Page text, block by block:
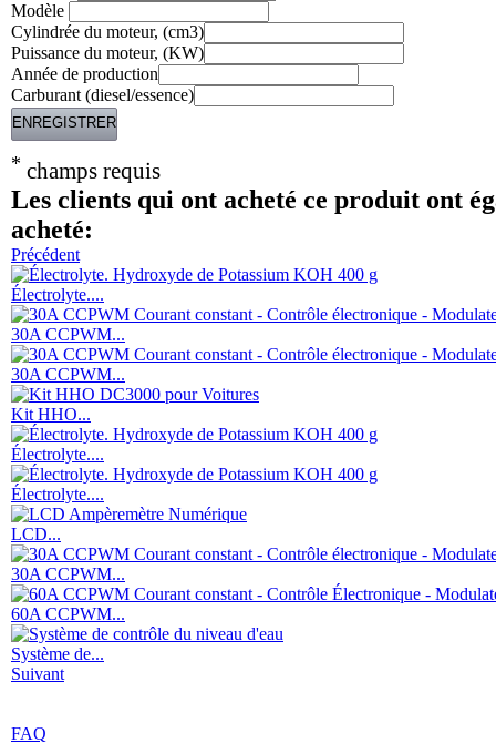
Modèle
Cylindrée du moteur, (cm3)
Puissance du moteur, (KW)
Année de production
Carburant (diesel/essence)
* champs requis
Les clients qui ont acheté ce produit ont
acheté:
Précédent
Électrolyte....
30A CCPWM...
30A CCPWM...
Kit HHO...
Électrolyte....
Électrolyte....
LCD...
30A CCPWM...
60A CCPWM...
Système de...
Suivant
FAQ